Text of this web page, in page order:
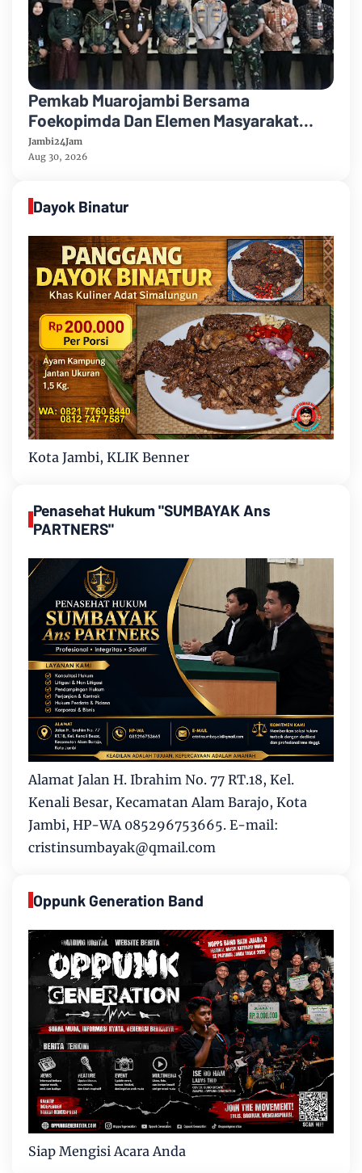
Pemkab Muarojambi Bersama
Foekopimda Dan Elemen Masyarakat
Menyatakan Sikap Dengan Tegas Tolak
Keberadaan Geng Motor
Jambi24Jam
Aug 30, 2026
Dayok Binatur
Kota Jambi, KLIK Benner
Penasehat Hukum "SUMBAYAK Ans
PARTNERS"
Alamat Jalan H. Ibrahim No. 77 RT.18, Kel.
Kenali Besar, Kecamatan Alam Barajo, Kota
Jambi, HP-WA 085296753665. E-mail:
cristinsumbayak@qmail.com
Oppunk Generation Band
Siap Mengisi Acara Anda